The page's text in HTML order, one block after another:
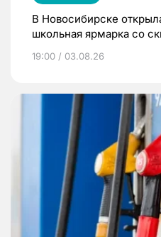
В Новосибирске
школьная ярмарка со
19:00 / 03.08.26